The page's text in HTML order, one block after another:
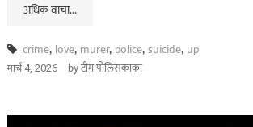
अधिक वाचा...
crime, love, murer, police,suicide, up
मार्च 4, 2026 byटीम पोलिसकाका